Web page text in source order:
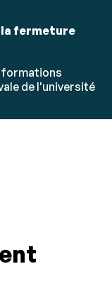
fermeture
de l'université